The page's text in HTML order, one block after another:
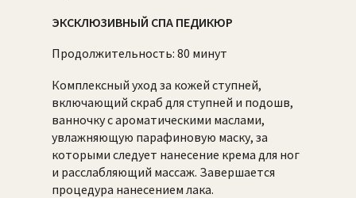
ЭКСКЛЮЗИВНЫЙ СПА ПЕДИКЮР
Продолжительность: 80 минут
Комплексный уход за кожей ступней,
включающий скраб для ступней и подошв,
ванночку с ароматическими маслами,
увлажняющую парафиновую маску, за
которыми следует нанесение крема для ног
и расслабляющий массаж. Завершается
процедура нанесением лака.